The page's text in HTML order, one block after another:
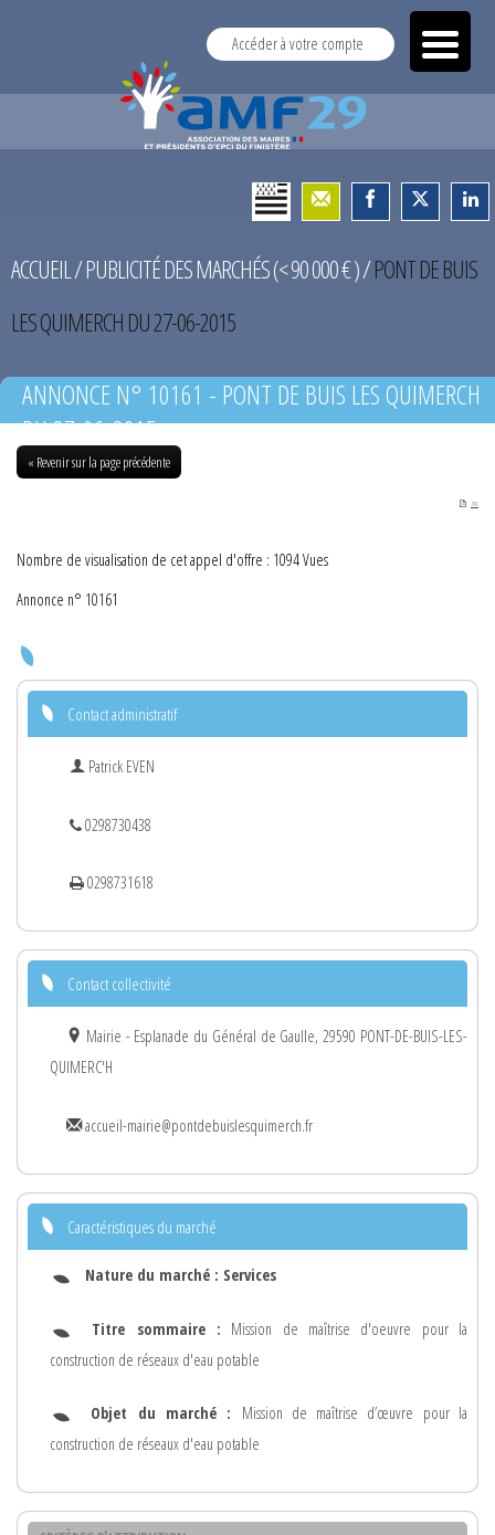
Accéder à votre compte
ACCUEIL/PUBLICITÉ DES MARCHÉS (< 90 000 € )/PONT DE BUIS
LES QUIMERCH DU 27-06-2015
ANNONCE N° 10161 - PONT DE BUIS LES QUIMERCH
DU 27-06-2015
« Revenir sur la page précédente
PDF
Nombre de visualisation de cet appel d'offre : 1094 Vues
Annonce n° 10161
Contact administratif
Patrick EVEN
0298730438
0298731618
Contact collectivité
Mairie - Esplanade du Général de Gaulle, 29590 PONT-DE-BUIS-LES-
QUIMERC'H
accueil-mairie@pontdebuislesquimerch.fr
Caractéristiques du marché
Nature du marché : Services
Titre sommaire : Mission de maîtrise d'oeuvre pour la
construction de réseaux d'eau potable
Objet du marché : Mission de maîtrise d’œuvre pour la
construction de réseaux d'eau potable